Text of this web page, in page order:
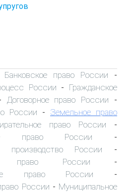
Банковское право России -
России - Гражданское
Договорное право России -
России - Земельное право
право России -
право России -
производство России -
право России -
право России -
России - Муниципальное